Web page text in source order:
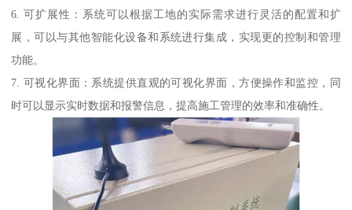
6. 可扩展性：系统可以根据工地的实际需求进行灵活的配置和扩
展，可以与其他智能化设备和系统进行集成，实现更的控制和管理
功能。
7. 可视化界面：系统提供直观的可视化界面，方便操作和监控，同
时可以显示实时数据和报警信息，提高施工管理的效率和准确性。